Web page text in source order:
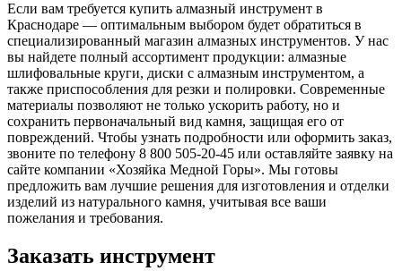
Если вам требуется купить алмазный инструмент в
Краснодаре — оптимальным выбором будет обратиться в
специализированный магазин алмазных инструментов. У нас
вы найдете полный ассортимент продукции: алмазные
шлифовальные круги, диски с алмазным инструментом, а
также приспособления для резки и полировки. Современные
материалы позволяют не только ускорить работу, но и
сохранить первоначальный вид камня, защищая его от
повреждений. Чтобы узнать подробности или оформить заказ,
звоните по телефону 8 800 505-20-45 или оставляйте заявку на
сайте компании «Хозяйка Медной Горы». Мы готовы
предложить вам лучшие решения для изготовления и отделки
изделий из натурального камня, учитывая все ваши
пожелания и требования.
Заказать инструмент